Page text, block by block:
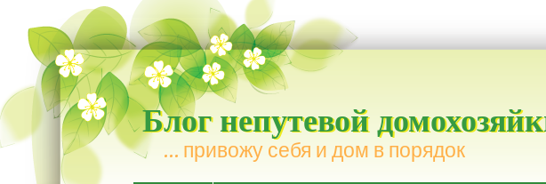
Блог непутевой
… привожу себя и дом в порядок